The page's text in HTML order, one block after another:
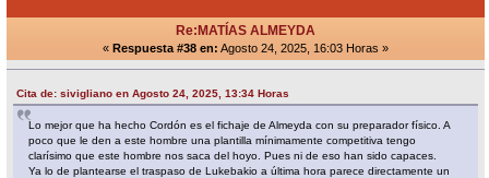
Re:MATÍAS ALMEYDA
« Respuesta #38 en: Agosto 24, 2025, 16:03 Horas »
Cita de: sivigliano en Agosto 24, 2025, 13:34 Horas
Lo mejor que ha hecho Cordón es el fichaje de Almeyda con su preparador físico. A
poco que le den a este hombre una plantilla mínimamente competitiva tengo
clarísimo que este hombre nos saca del hoyo. Pues ni de eso han sido capaces.
Ya lo de plantearse el traspaso de Lukebakio a última hora parece directamente un